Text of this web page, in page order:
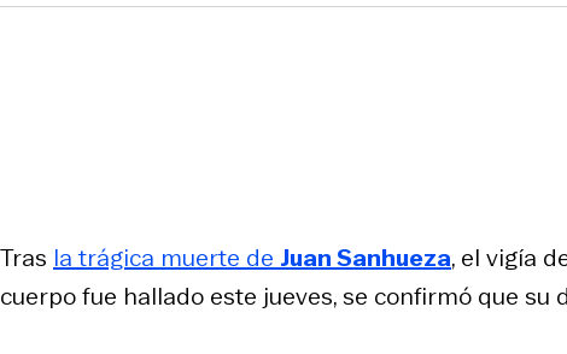
Tras la trágica muerte de Juan Sanhueza, el vigía
cuerpo fue hallado este jueves, se confirmó que su